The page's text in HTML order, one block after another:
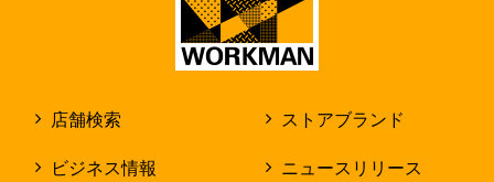
店舗検索 ストアブランド
ビジネス情報 ニュースリリース